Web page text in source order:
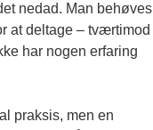
nedad. Man behøves
at deltage – tværtimod
har nogen erfaring
praksis, men en